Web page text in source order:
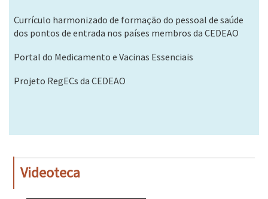
Currículo harmonizado de formação do pessoal de saúde
dos pontos de entrada nos países membros da CEDEAO
Portal do Medicamento e Vacinas Essenciais
Projeto RegECs da CEDEAO
Videoteca